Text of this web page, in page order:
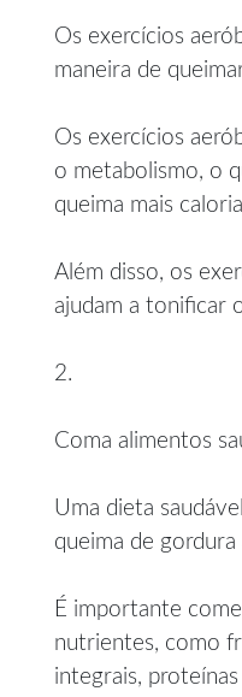
Os exercícios
maneira de
Os exercícios
o metabolismo, o
queima mais
Além disso, os
ajudam a tonificar
2.
Coma alimentos
Uma dieta
queima de gordura
É importante
nutrientes, como
integrais,